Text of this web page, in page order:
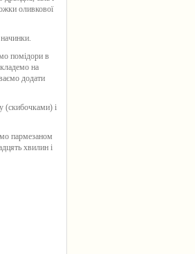
оливкової
помідори в
на
додати
(скибочками) і
пармезаном
хвилин і